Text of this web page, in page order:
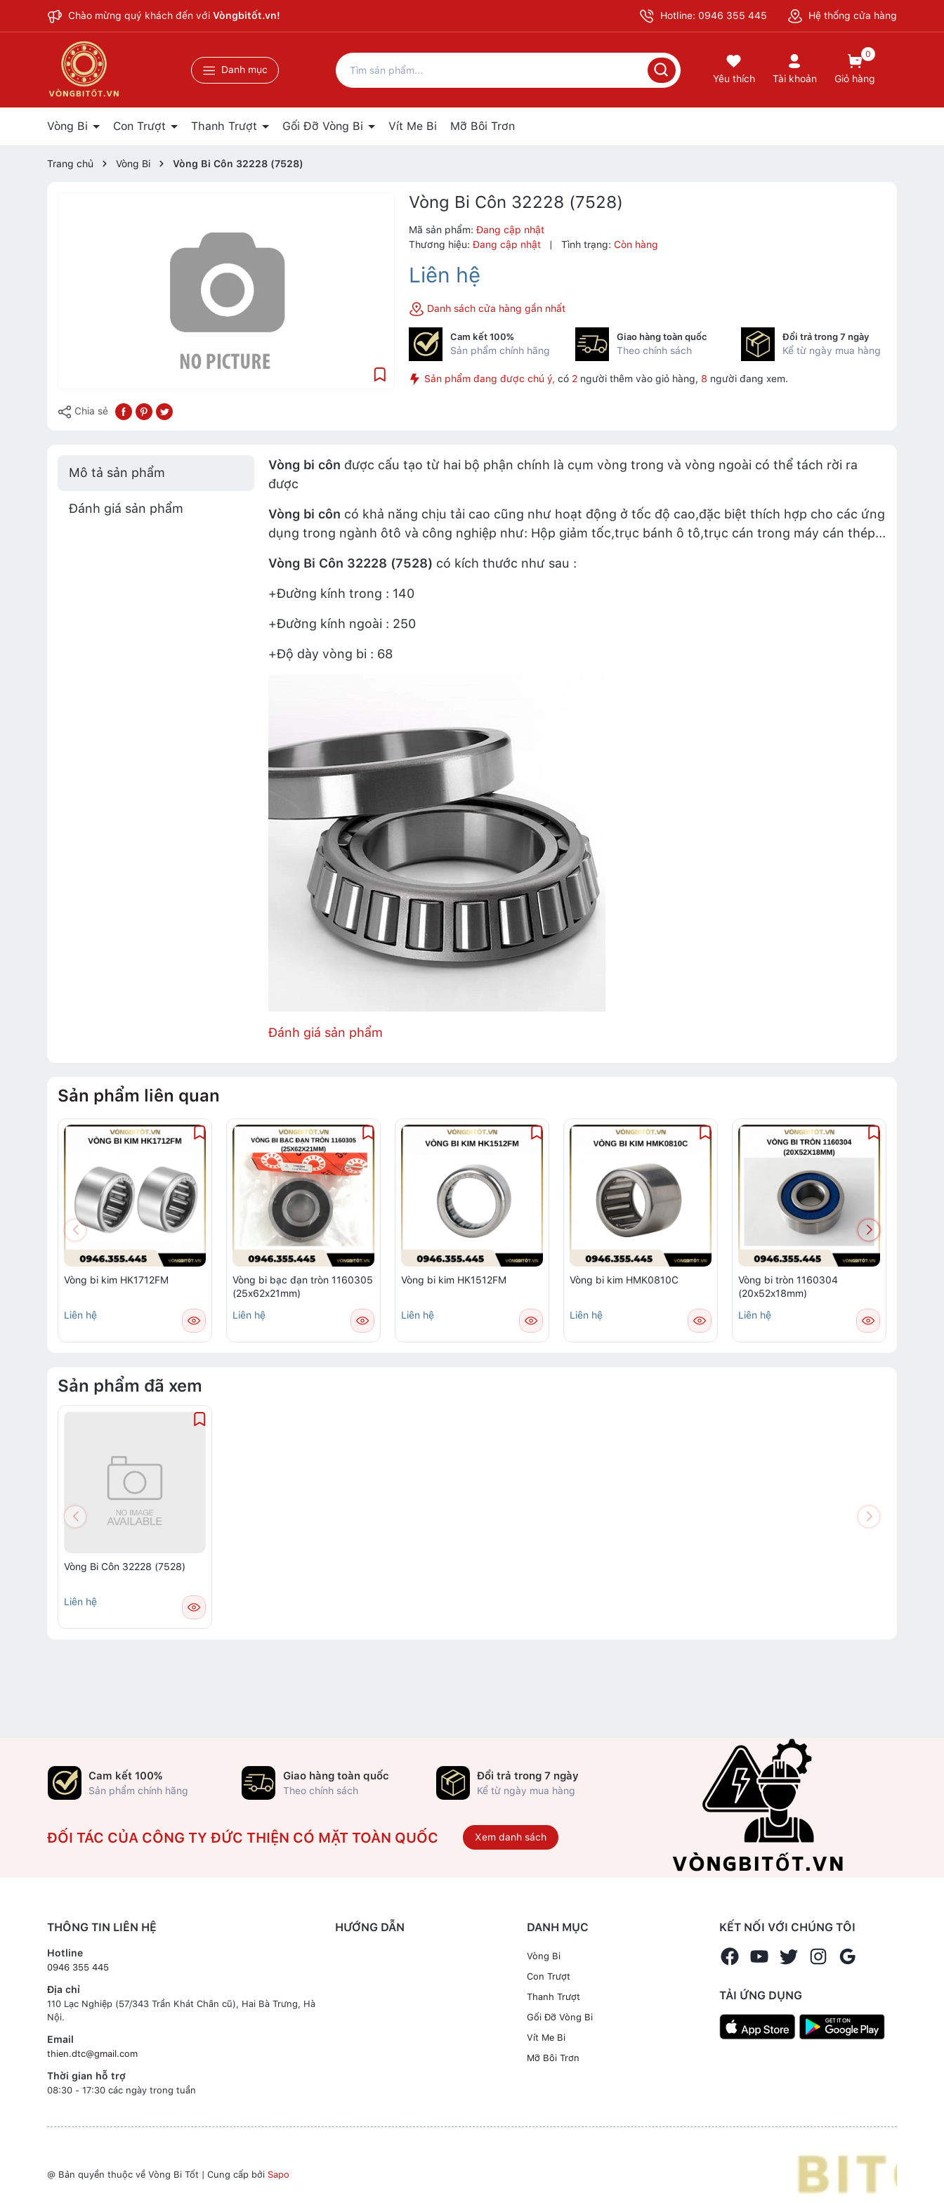
Chào mừng quý khách đến với Vòngbitốt.vn! Hotline: 0946 355 445 Hệ thống cửa hàng
Danh mục
Yêu thích Tài khoản
0
Giỏ hàng
Vòng Bi Con Trượt Thanh Trượt Gối Đỡ Vòng Bi Vít Me Bi Mỡ Bôi Trơn
Trang chủ Vòng Bi Vòng Bi Côn 32228 (7528)
Chia sẻ
Vòng Bi Côn 32228 (7528)
Mã sản phẩm: Đang cập nhật
Thương hiệu: Đang cập nhật | Tình trạng: Còn hàng
Liên hệ
Danh sách cửa hàng gần nhất
Cam kết 100%
Sản phẩm chính hãng
Giao hàng toàn quốc
Theo chính sách
Đổi trả trong 7 ngày
Kể từ ngày mua hàng
Sản phẩm đang được chú ý, có 2 người thêm vào giỏ hàng, 8 người đang xem.
Mô tả sản phẩm
Đánh giá sản phẩm
Vòng bi côn được cấu tạo từ hai bộ phận chính là cụm vòng trong và vòng ngoài có thể tách rời ra
được
Vòng bi côn có khả năng chịu tải cao cũng như hoạt động ở tốc độ cao,đặc biệt thích hợp cho các ứng
dụng trong ngành ôtô và công nghiệp như: Hộp giảm tốc,trục bánh ô tô,trục cán trong máy cán thép...
Vòng Bi Côn 32228 (7528) có kích thước như sau :
+Đường kính trong : 140
+Đường kính ngoài : 250
+Độ dày vòng bi : 68
Đánh giá sản phẩm
Sản phẩm liên quan
Vòng bi kim HK1712FM
Liên hệ
Vòng bi bạc đạn tròn 1160305
(25x62x21mm)
Liên hệ
Vòng bi kim HK1512FM
Liên hệ
Vòng bi kim HMK0810C
Liên hệ
Vòng bi tròn 1160304
(20x52x18mm)
Liên hệ
Sản phẩm đã xem
Vòng Bi Côn 32228 (7528)
Liên hệ
Cam kết 100%
Sản phẩm chính hãng
Giao hàng toàn quốc
Theo chính sách
Đổi trả trong 7 ngày
Kể từ ngày mua hàng
ĐỐI TÁC CỦA CÔNG TY ĐỨC THIỆN CÓ MẶT TOÀN QUỐC Xem danh sách
THÔNG TIN LIÊN HỆ
Hotline
0946 355 445
Địa chỉ
110 Lạc Nghiệp (57/343 Trần Khát Chân cũ), Hai Bà Trưng, Hà
Nội.
Email
thien.dtc@gmail.com
Thời gian hỗ trợ
08:30 - 17:30 các ngày trong tuần
HƯỚNG DẪN DANH MỤC
Vòng Bi
Con Trượt
Thanh Trượt
Gối Đỡ Vòng Bi
Vít Me Bi
Mỡ Bôi Trơn
KẾT NỐI VỚI CHÚNG TÔI
TẢI ỨNG DỤNG
@ Bản quyền thuộc về Vòng Bi Tốt | Cung cấp bởi Sapo